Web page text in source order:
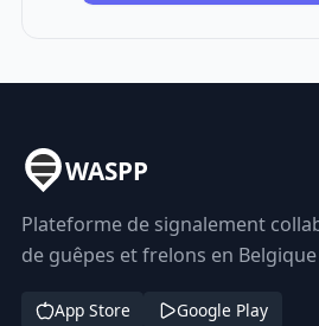
WASPP
Plateforme de signalement
de guêpes et frelons en
App Store Google Play